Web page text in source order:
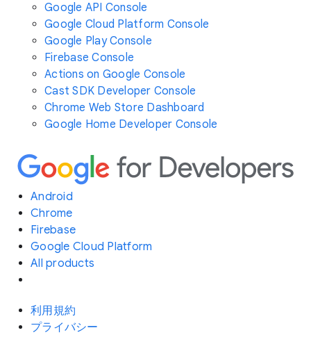
Google API Console
Google Cloud Platform Console
Google Play Console
Firebase Console
Actions on Google Console
Cast SDK Developer Console
Chrome Web Store Dashboard
Google Home Developer Console
Android
Chrome
Firebase
Google Cloud Platform
All products
利用規約
プライバシー